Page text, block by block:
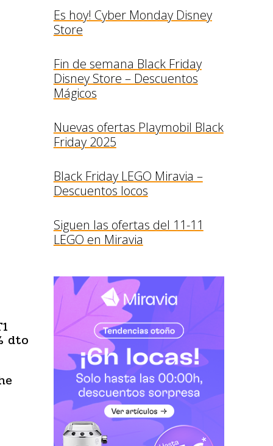
dto
Es hoy! Cyber Monday Disney
Store
Fin de semana Black Friday
Disney Store – Descuentos
Mágicos
Nuevas ofertas Playmobil Black
Friday 2025
Black Friday LEGO Miravia –
Descuentos locos
Siguen las ofertas del 11-11
LEGO en Miravia